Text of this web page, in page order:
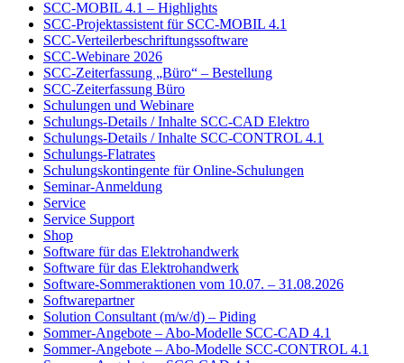
SCC-MOBIL 4.1 – Highlights
SCC-Projektassistent für SCC-MOBIL 4.1
SCC-Verteilerbeschriftungssoftware
SCC-Webinare 2026
SCC-Zeiterfassung „Büro“ – Bestellung
SCC-Zeiterfassung Büro
Schulungen und Webinare
Schulungs-Details / Inhalte SCC-CAD Elektro
Schulungs-Details / Inhalte SCC-CONTROL 4.1
Schulungs-Flatrates
Schulungskontingente für Online-Schulungen
Seminar-Anmeldung
Service
Service Support
Shop
Software für das Elektrohandwerk
Software für das Elektrohandwerk
Software-Sommeraktionen vom 10.07. – 31.08.2026
Softwarepartner
Solution Consultant (m/w/d) – Piding
Sommer-Angebote – Abo-Modelle SCC-CAD 4.1
Sommer-Angebote – Abo-Modelle SCC-CONTROL 4.1